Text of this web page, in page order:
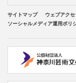
サイトマップ ウェブアク
ソーシャルメディア運用ポリ